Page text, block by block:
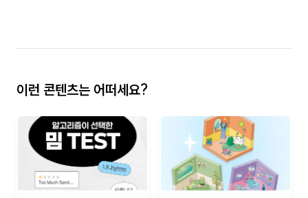
이런 콘텐츠는 어떠세요?